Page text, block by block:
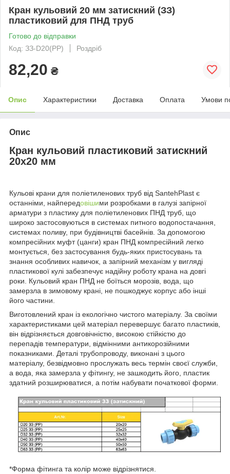
Кран кульовий 20 мм затискний (ЗЗ)
пластиковий для ПНД труб
Готово до відправки
Код: ЗЗ-D20(PP)
Роздріб
82,20 ₴
Опис Характеристики Доставка Оплата Умови
Опис
Кран кульовий пластиковий затискний
20х20 мм
Кульові крани для поліетиленових труб від SantehPlast є
останніми, найпередовішими розробками в галузі запірної
арматури з пластику для поліетиленових ПНД труб, що
широко застосовуються в системах питного водопостачання,
системах поливу, при будівництві басейнів. За допомогою
компресійних муфт (цанги) кран ПНД компресійний легко
монтується, без застосування будь-яких пристосувань та
знання особливих навичок, а запірний механізм у вигляді
пластикової кулі забезпечує надійну роботу крана на довгі
роки. Кульовий кран ПНД не боїться морозів, вода, що
замерзла в зимовому крані, не пошкоджує корпус або інші
його частини.
Виготовлений кран із екологічно чистого матеріалу. За своїми
характеристиками цей матеріал перевершує багато пластиків,
він відрізняється довговічністю, високою стійкістю до
перепадів температури, відмінними антикорозійними
показниками. Деталі трубопроводу, виконані з цього
матеріалу, безвідмовно прослужать весь термін своєї служби,
а вода, яка замерзла у фітингу, не зашкодить його, пластик
здатний розширюватися, а потім набувати початкової форми.
*Форма фітинга та колір може відрізнятися.